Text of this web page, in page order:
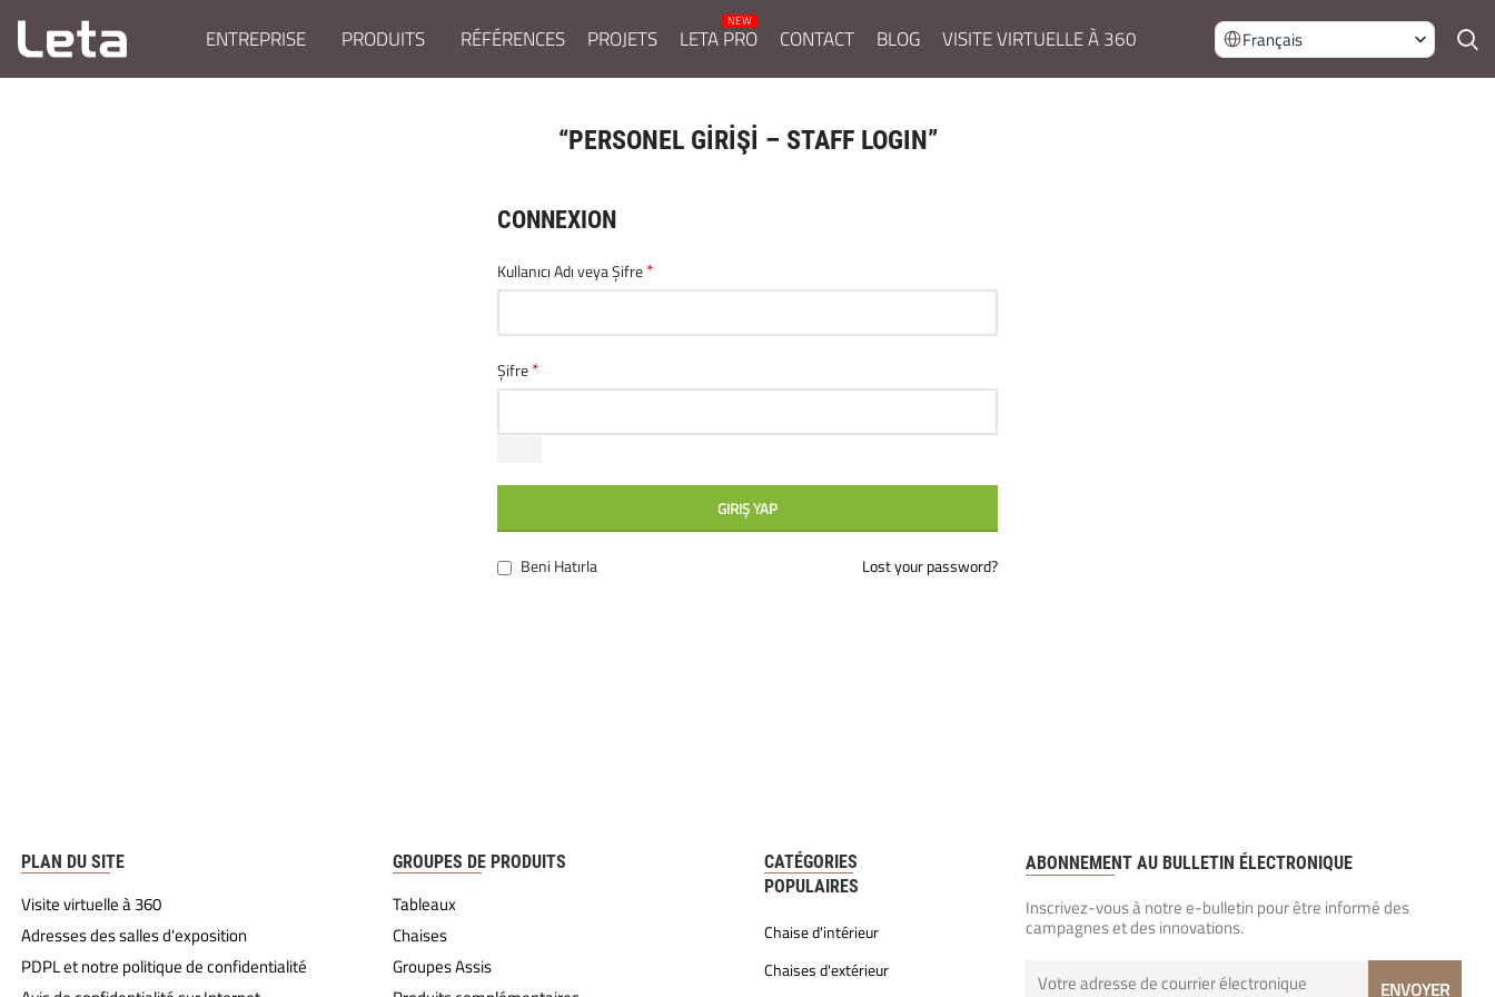
ENTREPRISE PRODUITS RÉFÉRENCES PROJETS LETA PRO CONTACT BLOG VISITE VIRTUELLE À 360 Français
“PERSONEL GİRİŞİ – STAFF LOGIN”
CONNEXION
Kullanıcı Adı veya Şifre*
Şifre*
GIRIŞ YAP
Lost your password?
Beni Hatırla
PLAN DU SITE
Visite virtuelle à 360
Adresses des salles d'exposition
PDPL et notre politique de confidentialité
GROUPES DE PRODUITS
Tableaux
Chaises
Groupes Assis
CATÉGORIES
POPULAIRES
Chaise d'intérieur
Chaises d'extérieur
ABONNEMENT AU BULLETIN ÉLECTRONIQUE
Inscrivez-vous à notre e-bulletin pour être informé des
campagnes et des innovations.